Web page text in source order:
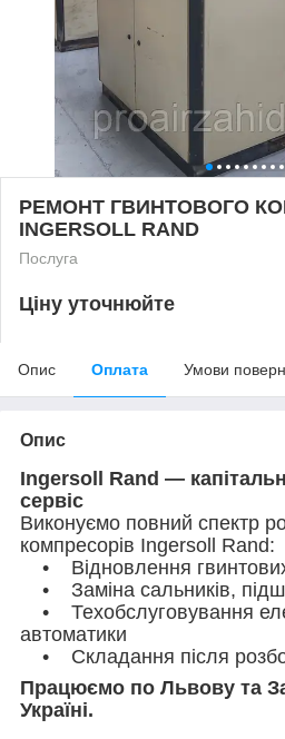
РЕМОНТ ГВИНТОВОГО
INGERSOLL RAND
Послуга
Ціну уточнюйте
Опис Оплата Умови
Опис
Ingersoll Rand —
сервіс
Виконуємо повний спектр
компресорів Ingersoll Rand:
• Відновлення
• Заміна сальників,
• Техобслуговування
автоматики
• Складання після
Працюємо по Львову та
Україні.